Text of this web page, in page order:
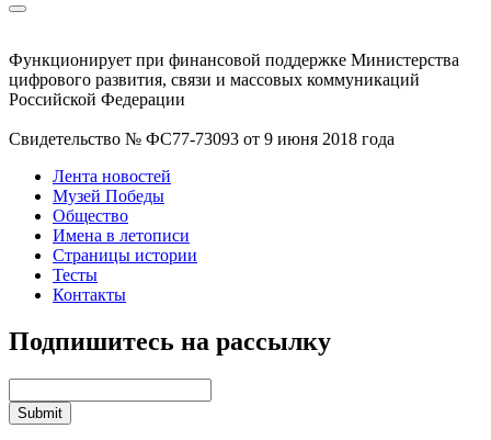
Функционирует при финансовой поддержке Министерства
цифрового развития, связи и массовых коммуникаций
Российской Федерации
Свидетельство № ФС77-73093 от 9 июня 2018 года
Лента новостей
Музей Победы
Общество
Имена в летописи
Страницы истории
Тесты
Контакты
Подпишитесь на рассылку